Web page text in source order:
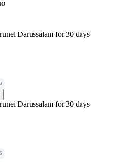
Darussalam for 30 days
Darussalam for 30 days